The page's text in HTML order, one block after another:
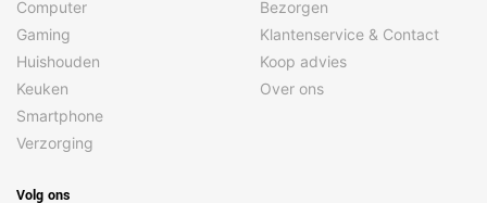
Computer
Gaming
Huishouden
Keuken
Smartphone
Verzorging
Bezorgen
Klantenservice & Contact
Koop advies
Over ons
Volg ons